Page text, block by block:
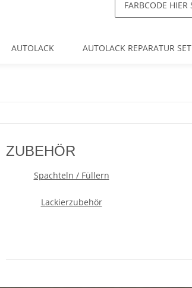
AUTOLACK AUTOLACK REPARATUR SET
ZUBEHÖR
Spachteln / Füllern
Lackierzubehör